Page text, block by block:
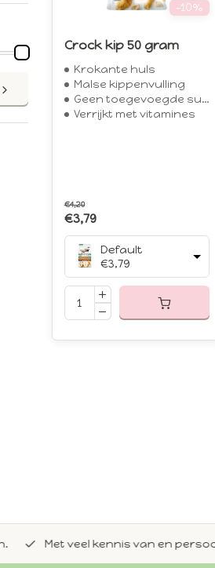
-10%
Crock kip 50 gram
Krokante huls
Malse kippenvulling
Geen toegevoegde suikers
Verrijkt met vitamines
€4,20
€3,79
Default
€3,79
Met veel kennis van en